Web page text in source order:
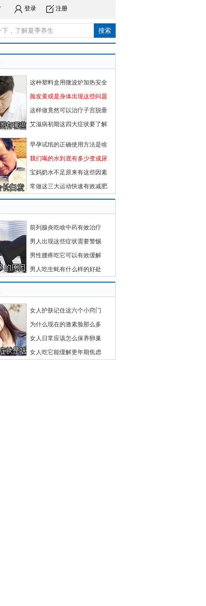
登录 注册
这种塑料盒用微波炉加热安全
脸发黄或是身体出现这些问题
这样做竟然可以治疗子宫脱垂
艾滋病初期这四大症状要了解
早孕试纸的正确使用方法是啥
我们喝的水到底有多少变成尿
宝妈奶水不足原来有这些因素
常做这三大运动快速有效减肥
前列腺炎吃啥中药有效治疗
男人出现这些症状需要警惕
男性腰疼吃它可以有效缓解
男人吃生蚝有什么样的好处
女人护肤记住这六个小窍门
为什么现在的激素脸那么多
女人日常应该怎么保养卵巢
女人吃它能缓解更年期焦虑